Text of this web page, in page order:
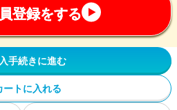
登録をする
手続きに進む
ートに入れる